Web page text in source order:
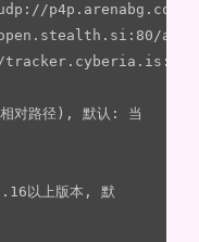
相对路径), 默认: 当
以上版本, 默